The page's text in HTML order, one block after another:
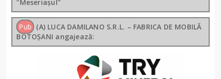
"Meseriașul"
Pub (A) LUCA DAMILANO S.R.L. – FABRICA DE MOBILĂ
BOTOȘANI angajează: